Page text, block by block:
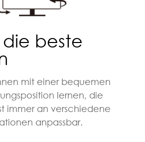
beste
mit einer bequemen
lernen, die
immer an verschiedene
anpassbar.